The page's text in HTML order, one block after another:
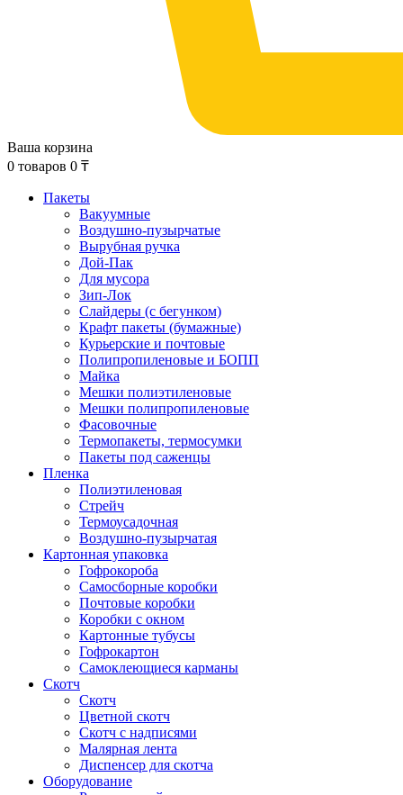
Ваша корзина
0 товаров 0 ₸
Пакеты
Вакуумные
Воздушно-пузырчатые
Вырубная ручка
Дой-Пак
Для мусора
Зип-Лок
Слайдеры (с бегунком)
Крафт пакеты (бумажные)
Курьерские и почтовые
Полипропиленовые и БОПП
Майка
Мешки полиэтиленовые
Мешки полипропиленовые
Фасовочные
Термопакеты, термосумки
Пакеты под саженцы
Пленка
Полиэтиленовая
Стрейч
Термоусадочная
Воздушно-пузырчатая
Картонная упаковка
Гофрокороба
Самосборные коробки
Почтовые коробки
Коробки с окном
Картонные тубусы
Гофрокартон
Самоклеющиеся карманы
Скотч
Скотч
Цветной скотч
Скотч с надписями
Малярная лента
Диспенсер для скотча
Оборудование